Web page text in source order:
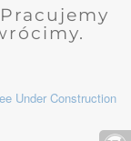
Under Construction